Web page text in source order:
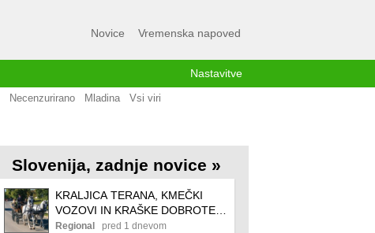
Novice Vremenska napoved
Nastavitve
Necenzurirano Mladina Vsi viri
Slovenija, zadnje novice »
KRALJICA TERANA, KMEČKI
VOZOVI IN KRAŠKE DOBROTE:
Začenja se 54. praznik terana in
Regional pred 1 dnevom